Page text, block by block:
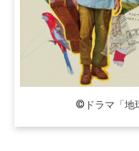
©ドラマ「地